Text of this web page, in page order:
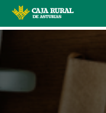
espere...